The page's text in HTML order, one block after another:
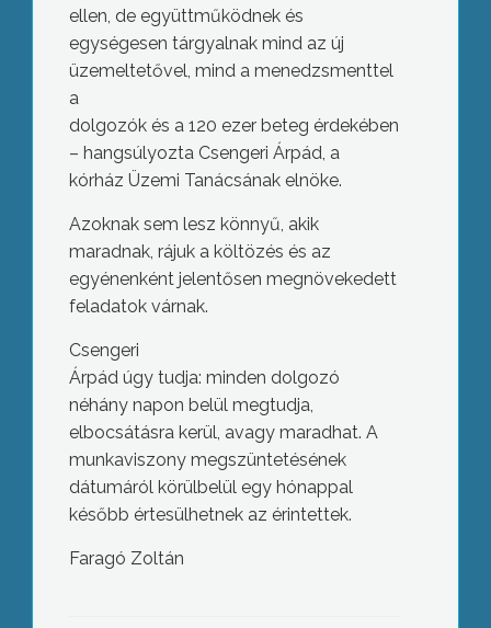
ellen, de együttműködnek és
egységesen tárgyalnak mind az új
üzemeltetővel, mind a menedzsmenttel
a
dolgozók és a 120 ezer beteg érdekében
– hangsúlyozta Csengeri Árpád, a
kórház Üzemi Tanácsának elnöke.
Azoknak sem lesz könnyű, akik
maradnak, rájuk a költözés és az
egyénenként jelentősen megnövekedett
feladatok várnak.
Csengeri
Árpád úgy tudja: minden dolgozó
néhány napon belül megtudja,
elbocsátásra kerül, avagy maradhat. A
munkaviszony megszüntetésének
dátumáról körülbelül egy hónappal
később értesülhetnek az érintettek.
Faragó Zoltán